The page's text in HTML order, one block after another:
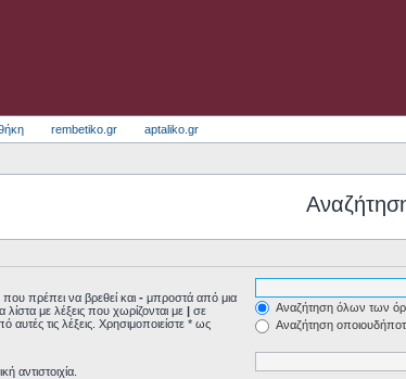
rembetiko.gr aptaliko.gr
πρέπει να βρεθεί και - μπροστά από μια
με λέξεις που χωρίζονται με | σε
τις λέξεις. Χρησιμοποιείστε * ως
Αναζήτηση όλων των
Αναζήτηση
αντιστοιχία.